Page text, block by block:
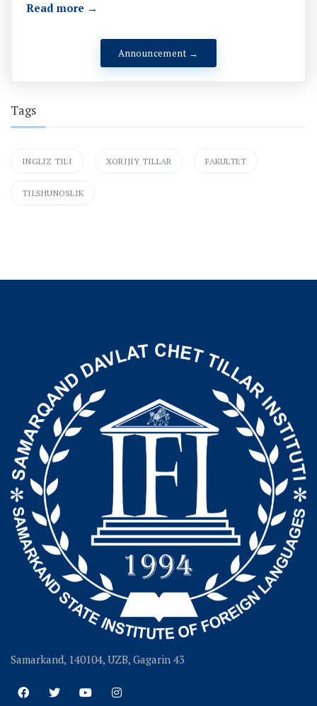
Read more →
Announcement →
Tags
INGLIZ TILI XORIJIY TILLAR FAKULTET
TILSHUNOSLIK
Samarkand, 140104, UZB, Gagarin 43